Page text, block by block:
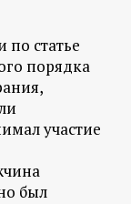
по статье
порядка
участие
был